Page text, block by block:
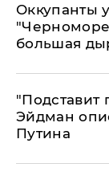
Оккупанты
большая
​"Подставит
Эйдман
Путина